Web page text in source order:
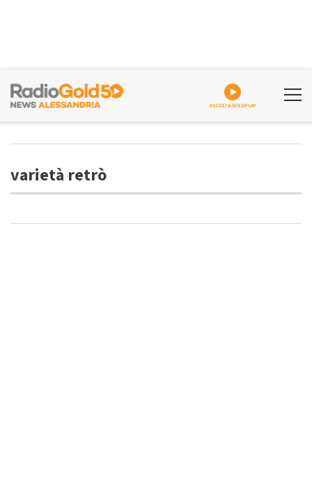
ASCOLTA GOLDPLAY
varietà retrò